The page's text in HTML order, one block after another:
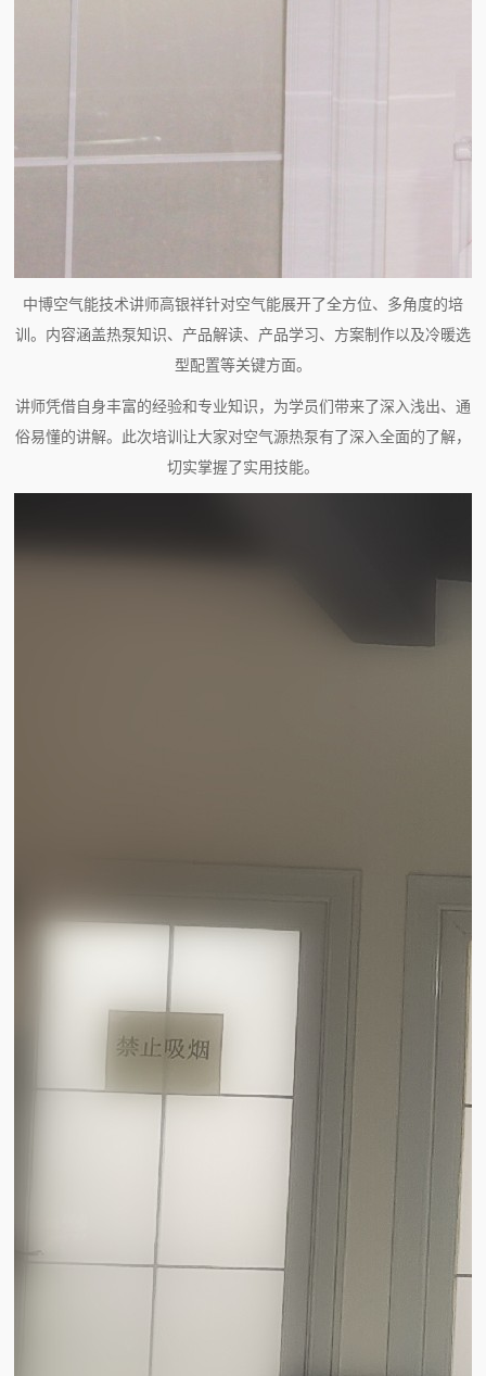
中博空气能技术讲师高银祥针对空气能展开了全方位、多角度的培
训。内容涵盖热泵知识、产品解读、产品学习、方案制作以及冷暖选
型配置等关键方面。
讲师凭借自身丰富的经验和专业知识，为学员们带来了深入浅出、通
俗易懂的讲解。此次培训让大家对空气源热泵有了深入全面的了解，
切实掌握了实用技能。